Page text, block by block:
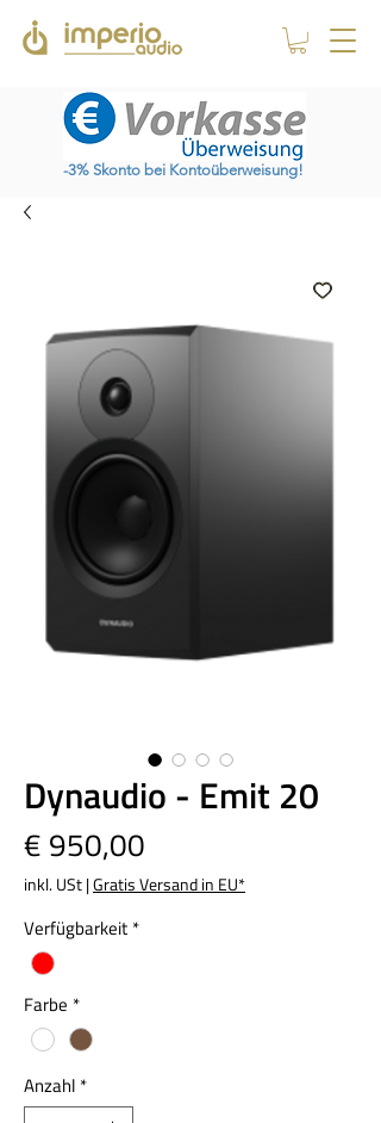
-3% Skonto bei Kontoüberweisung!
Dynaudio - Emit 20
€ 950,00
inkl. USt|Gratis Versand in EU*
Verfügbarkeit *
Farbe *
Anzahl *